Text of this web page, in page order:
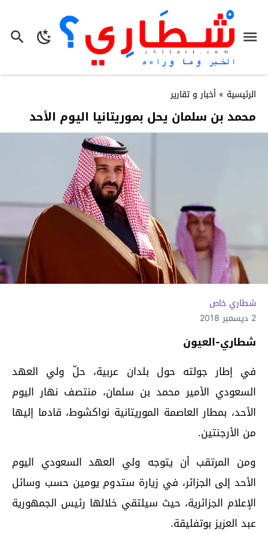
الرئيسية » أخبار و تقارير
محمد بن سلمان يحل بموريتانيا اليوم الأحد
شطاري خاص
2 ديسمبر 2018
شطاري-العيون
في إطار جولته حول بلدان عربية، حلّ ولي العهد
السعودي الأمير محمد بن سلمان، منتصف نهار اليوم
الأحد، بمطار العاصمة الموريتانية نواكشوط، قادما إليها
من الأرجنتين.
ومن المرتقب أن يتوجه ولي العهد السعودي اليوم
الأحد إلى الجزائر، في زيارة ستدوم يومين حسب وسائل
الإعلام الجزائرية، حيث سيلتقي خلالها رئيس الجمهورية
عبد العزيز بوتفليقة.